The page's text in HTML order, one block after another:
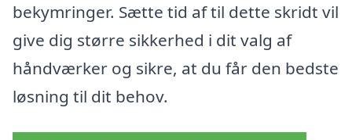
bekymringer. Sætte tid af til dette skridt vil
give dig større sikkerhed i dit valg af
håndværker og sikre, at du får den bedste
løsning til dit behov.